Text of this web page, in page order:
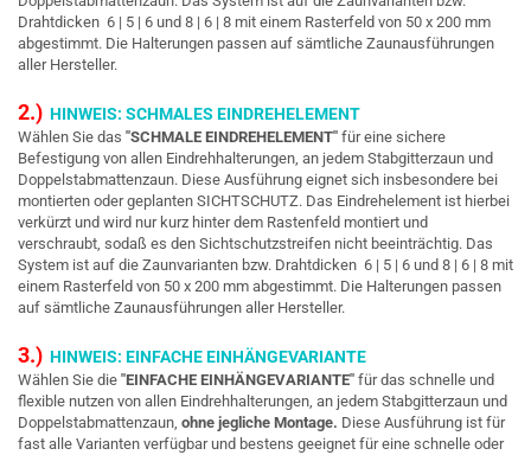
Drahtdicken 6 | 5 | 6 und 8 | 6 | 8 mit einem Rasterfeld von 50 x 200 mm
abgestimmt. Die Halterungen passen auf sämtliche Zaunausführungen
aller Hersteller.
2.) HINWEIS: SCHMALES EINDREHELEMENT
Wählen Sie das "SCHMALE EINDREHELEMENT" für eine sichere
Befestigung von allen Eindrehhalterungen, an jedem Stabgitterzaun und
Doppelstabmattenzaun. Diese Ausführung eignet sich insbesondere bei
montierten oder geplanten SICHTSCHUTZ. Das Eindrehelement ist hierbei
verkürzt und wird nur kurz hinter dem Rastenfeld montiert und
verschraubt, sodaß es den Sichtschutzstreifen nicht beeinträchtig. Das
System ist auf die Zaunvarianten bzw. Drahtdicken 6 | 5 | 6 und 8 | 6 | 8 mit
einem Rasterfeld von 50 x 200 mm abgestimmt. Die Halterungen passen
auf sämtliche Zaunausführungen aller Hersteller.
3.) HINWEIS: EINFACHE EINHÄNGEVARIANTE
Wählen Sie die "EINFACHE EINHÄNGEVARIANTE" für das schnelle und
flexible nutzen von allen Eindrehhalterungen, an jedem Stabgitterzaun und
Doppelstabmattenzaun, ohne jegliche Montage. Diese Ausführung ist für
fast alle Varianten verfügbar und bestens geeignet für eine schnelle oder